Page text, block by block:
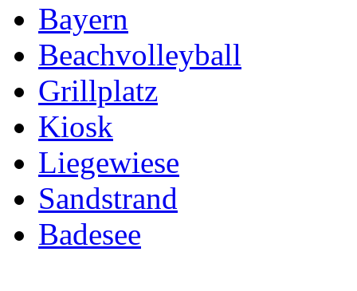
Bayern
Beachvolleyball
Grillplatz
Kiosk
Liegewiese
Sandstrand
Badesee